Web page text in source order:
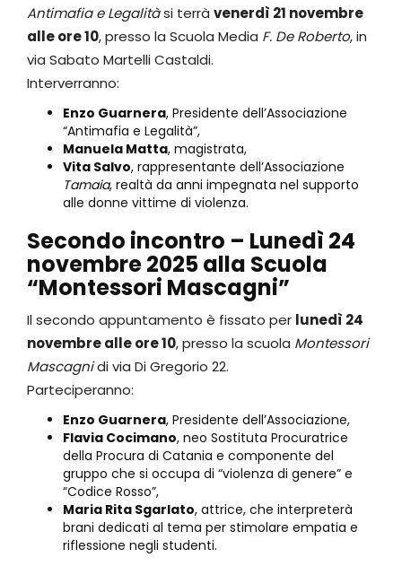
Antimafia e Legalitàsi terrà venerdì 21 novembre
alle ore 10, presso la Scuola Media F. De Roberto, in
via Sabato Martelli Castaldi.
Interverranno:
Enzo Guarnera, Presidente dell’Associazione
“Antimafia e Legalità”,
Manuela Matta, magistrata,
Vita Salvo, rappresentante dell’Associazione
Tamaia, realtà da anni impegnata nel supporto
alle donne vittime di violenza.
Secondo incontro – Lunedì 24
novembre 2025 alla Scuola
“Montessori Mascagni”
Il secondo appuntamento è fissato per lunedì 24
novembre alle ore 10, presso la scuola Montessori
Mascagnidi via Di Gregorio 22.
Parteciperanno:
Enzo Guarnera, Presidente dell’Associazione,
Flavia Cocimano, neo Sostituta Procuratrice
della Procura di Catania e componente del
gruppo che si occupa di “violenza di genere” e
“Codice Rosso”,
Maria Rita Sgarlato, attrice, che interpreterà
brani dedicati al tema per stimolare empatia e
riflessione negli studenti.